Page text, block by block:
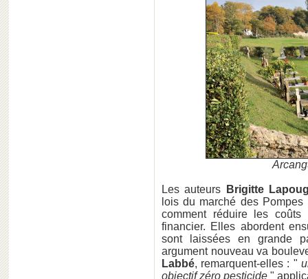
Les auteurs Brigitte
lois du marché des
comment réduire les
financier. Elles abordent
sont laissées en grande
argument nouveau va
Labbé, remarquent-elles : "
objectif zéro pesticide "